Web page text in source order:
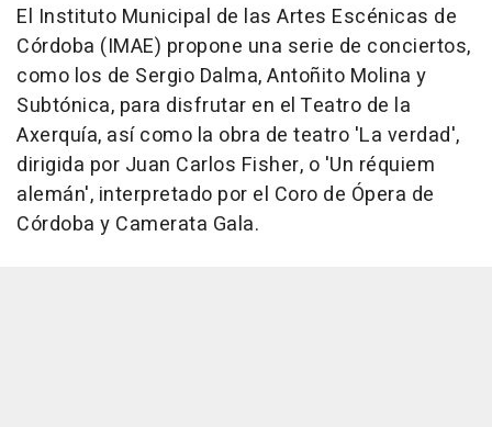
El Instituto Municipal de las Artes Escénicas de
Córdoba (IMAE) propone una serie de conciertos,
como los de Sergio Dalma, Antoñito Molina y
Subtónica, para disfrutar en el Teatro de la
Axerquía, así como la obra de teatro 'La verdad',
dirigida por Juan Carlos Fisher, o 'Un réquiem
alemán', interpretado por el Coro de Ópera de
Córdoba y Camerata Gala.